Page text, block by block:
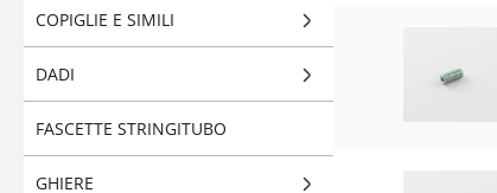
COPIGLIE E SIMILI
DADI
FASCETTE STRINGITUBO
GHIERE